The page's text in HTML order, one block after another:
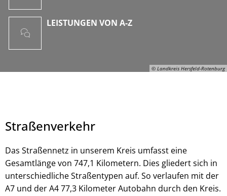
© Landkreis Hersfeld-Rotenburg
© Landkreis Hersfeld-Rotenburg
LEISTUNGEN VON A-Z
Straßenverkehr
Das Straßennetz in unserem Kreis umfasst eine
Gesamtlänge von 747,1 Kilometern. Dies gliedert sich in
unterschiedliche Straßentypen auf. So verlaufen mit der
A7 und der A4 77,3 Kilometer Autobahn durch den Kreis.